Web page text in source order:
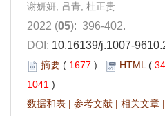
谢妍妍, 吕青, 杜正贵
2022 (05): 396-402.
DOI: 10.16139/j.1007-
摘要 ( 1677 ) HTML( 34
1041 )
数据和表 | 参考文献 | 相关文章 |